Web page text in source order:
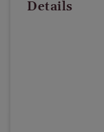
Details